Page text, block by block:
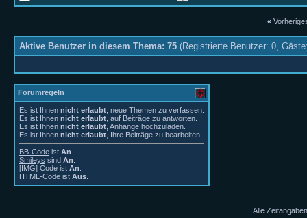
«
Aktive Benutzer in diesem Thema: 75 (Registrierte Benutzer: 0,
Forumregeln
Es ist Ihnen nicht erlaubt , neue Themen zu verfassen.
Es ist Ihnen nicht erlaubt , auf Beiträge zu antworten.
Es ist Ihnen nicht erlaubt , Anhänge hochzuladen.
Es ist Ihnen nicht erlaubt , Ihre Beiträge zu bearbeiten.
BB-Code ist An
Smileys sind An
[IMG] Code ist An
HTML-Code ist Aus
Alle